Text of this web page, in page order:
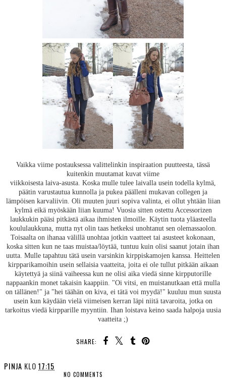
Vaikka viime postauksessa valittelinkin inspiraation puutteesta, tässä
kuitenkin muutamat kuvat viime
viikkoisesta laiva-asusta. Koska mulle tulee laivalla usein todella kylmä,
päätin varustautua kunnolla ja pukea päälleni mukavan collegen ja
lämpöisen karvaliivin. Oli muuten juuri sopiva valinta, ei ollut yhtään liian
kylmä eikä myöskään liian kuuma! Vuosia sitten ostettu Accessorizen
laukkukin pääsi pitkästä aikaa ihmisten ilmoille. Käytin tuota yläasteella
koululaukkuna, mutta nyt olin taas hetkeksi unohtanut sen olemassaolon.
Toisaalta on ihanaa välillä unohtaa jotkin vaatteet tai asusteet kokonaan,
koska sitten kun ne taas muistaa/löytää, tuntuu kuin olisi saanut jotain ihan
uutta. Mulle tapahtuu tätä usein varsinkin kirppiskamojen kanssa. Heittelen
kirpparikamoihin usein sellaisia vaatteita, joita ei ole tullut pitkään aikaan
käytettyä ja siinä vaiheessa kun ne olisi aika viedä sinne kirpputorille
nappaankin monet takaisin kaappiin. "Oi vitsi, en muistanutkaan että mulla
on tällänen!" ja "hei täähän on kiva, ei tätä voi myydä!" kuuluu mun suusta
usein kun käydään vielä viimeisen kerran läpi niitä tavaroita, jotka on
tarkoitus viedä kirpparille myyntiin. Ihan loistava keino saada halpoja uusia
vaatteita ;)
SHARE:
PINJA KLO 17:15
NO COMMENTS